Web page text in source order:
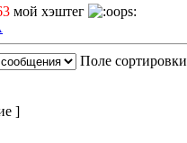
мой хэштег
Поле сортировки
]